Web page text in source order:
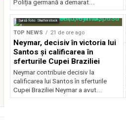
Poliția germană a demarat...
Sursă foto: Shutterstock
TOP NEWS 21 de ore ago
Neymar, decisiv în victoria lui
Santos și calificarea în
sferturile Cupei Braziliei
Neymar contribuie decisiv la
calificarea lui Santos în sferturile
Cupei Braziliei Neymar a avut...